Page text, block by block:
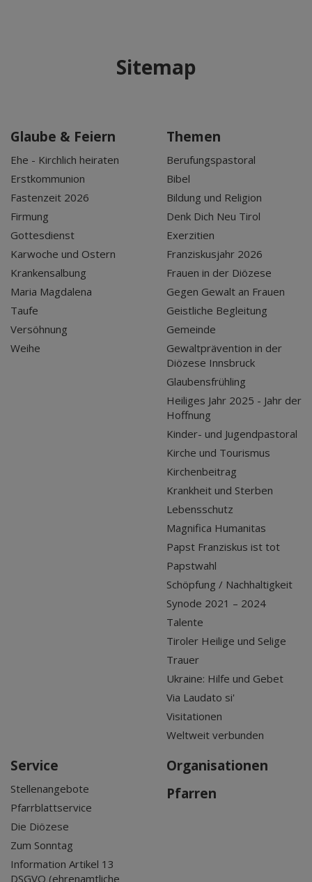
Sitemap
Glaube & Feiern
Ehe - Kirchlich heiraten
Erstkommunion
Fastenzeit 2026
Firmung
Gottesdienst
Karwoche und Ostern
Krankensalbung
Maria Magdalena
Taufe
Versöhnung
Weihe
Themen
Berufungspastoral
Bibel
Bildung und Religion
Denk Dich Neu Tirol
Exerzitien
Franziskusjahr 2026
Frauen in der Diözese
Gegen Gewalt an Frauen
Geistliche Begleitung
Gemeinde
Gewaltprävention in der
Diözese Innsbruck
Glaubensfrühling
Heiliges Jahr 2025 - Jahr der
Hoffnung
Kinder- und Jugendpastoral
Kirche und Tourismus
Kirchenbeitrag
Krankheit und Sterben
Lebensschutz
Magnifica Humanitas
Papst Franziskus ist tot
Papstwahl
Schöpfung / Nachhaltigkeit
Synode 2021 – 2024
Talente
Tiroler Heilige und Selige
Trauer
Ukraine: Hilfe und Gebet
Via Laudato si'
Visitationen
Weltweit verbunden
Service
Stellenangebote
Pfarrblattservice
Die Diözese
Zum Sonntag
Information Artikel 13
DSGVO (ehrenamtliche
Organisationen
Pfarren